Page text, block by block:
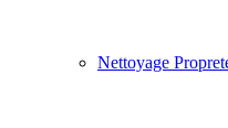
Nettoyage